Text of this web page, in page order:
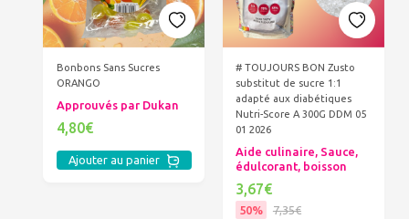
Bonbons Sans Sucres
ORANGO
Approuvés par Dukan
4,80€
Ajouter au panier
# TOUJOURS BON Zusto
substitut de sucre 1:1
adapté aux diabétiques
Nutri-Score A 300G DDM 05
01 2026
Aide culinaire, Sauce,
édulcorant, boisson
3,67€
50% 7,35€